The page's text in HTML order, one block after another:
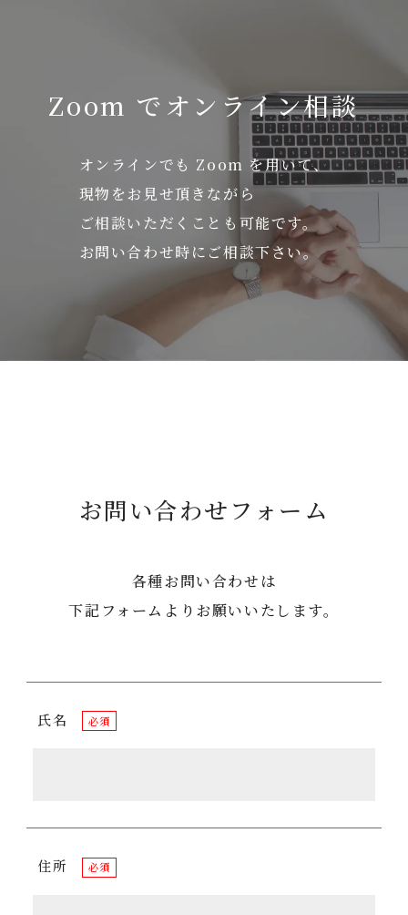
Zoom でオンライン相談
オンラインでも Zoom を用いて、
現物をお見せ頂きながら
ご相談いただくことも可能です。
お問い合わせ時にご相談下さい。
お問い合わせフォーム
各種お問い合わせは
下記フォームよりお願いいたします。
氏名 必須
住所 必須